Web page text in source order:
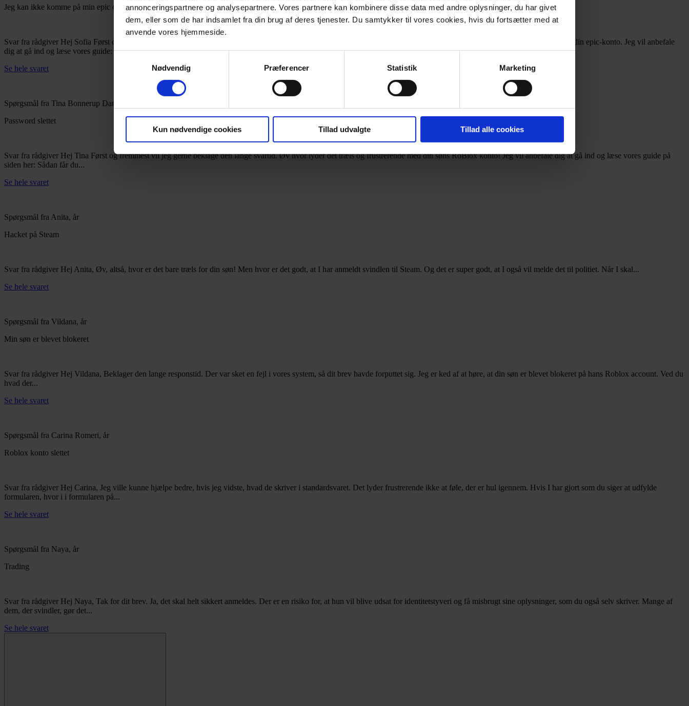
annonceringspartnere og analysepartnere. Vores partnere kan kombinere disse data med andre oplysninger, du har givet
dem, eller som de har indsamlet fra din brug af deres tjenester. Du samtykker til vores cookies, hvis du fortsætter med at
anvende vores hjemmeside.
Nødvendig
Præferencer Statistik Marketing
Kun nødvendige cookies Tillad udvalgte Tillad alle cookies
Jeg kan ikke komme på min epic og min fortnite konto på min PlayStation
Svar fra rådgiver Hej Sofia Først og fremmest vil jeg gerne beklage den lange svartid. Det lyder virkelig frustrerende, at du ikke kan få adgang til hverken din fornite-konto eller din epic-konto. Jeg vil anbefale
dig at gå ind og læse vores guide: Sådan...
Se hele svaret
Spørgsmål fra Tina Bonnerup Danielsen, år
Password slettet
Svar fra rådgiver Hej Tina Først og fremmest vil jeg gerne beklage den lange svartid. Øv hvor lyder det træls og frustrerende med din søns RoBlox konto! Jeg vil anbefale dig at gå ind og læse vores guide på
siden her: Sådan får du...
Se hele svaret
Spørgsmål fra Anita, år
Hacket på Steam
Svar fra rådgiver Hej Anita, Øv, altså, hvor er det bare træls for din søn! Men hvor er det godt, at I har anmeldt svindlen til Steam. Og det er super godt, at I også vil melde det til politiet. Når I skal...
Se hele svaret
Spørgsmål fra Vildana, år
Min søn er blevet blokeret
Svar fra rådgiver Hej Vildana, Beklager den lange responstid. Der var sket en fejl i vores system, så dit brev havde forputtet sig. Jeg er ked af at høre, at din søn er blevet blokeret på hans Roblox account. Ved du
hvad der...
Se hele svaret
Spørgsmål fra Carina Romeri, år
Roblox konto slettet
Svar fra rådgiver Hej Carina, Jeg ville kunne hjælpe bedre, hvis jeg vidste, hvad de skriver i standardsvaret. Det lyder frustrerende ikke at føle, der er hul igennem. Hvis I har gjort som du siger at udfylde
formularen, hvor i i formularen på...
Se hele svaret
Spørgsmål fra Naya, år
Trading
Svar fra rådgiver Hej Naya, Tak for dit brev. Ja, det skal helt sikkert anmeldes. Der er en risiko for, at hun vil blive udsat for identitetstyveri og få misbrugt sine oplysninger, som du også selv skriver. Mange af
dem, der svindler, gør det...
Se hele svaret